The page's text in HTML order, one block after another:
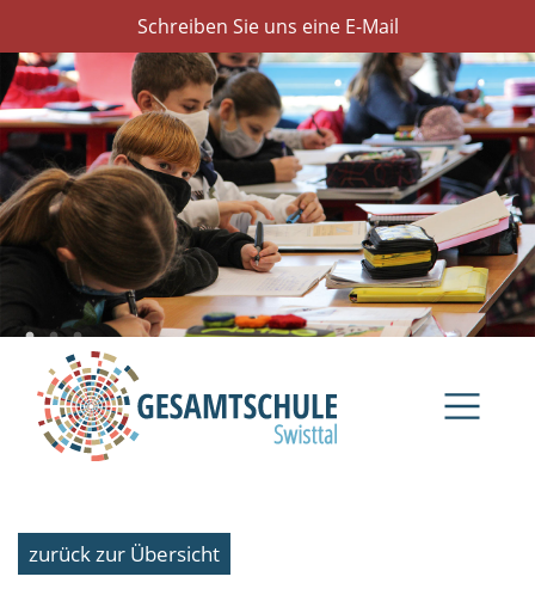
Schreiben Sie uns eine E-Mail
zurück zur Übersicht